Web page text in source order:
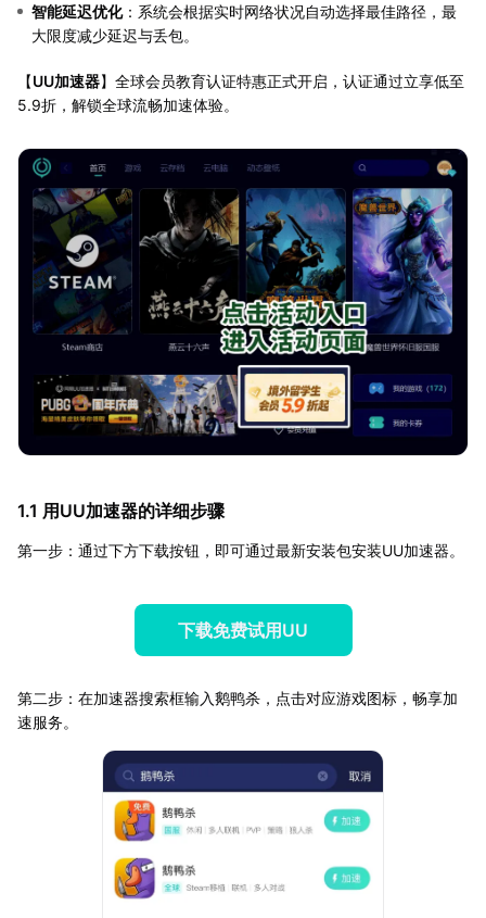
智能延迟优化：系统会根据实时网络状况自动选择最佳路径，最
大限度减少延迟与丢包。
【UU加速器】全球会员教育认证特惠正式开启，认证通过立享低至
5.9折，解锁全球流畅加速体验。
1.1 用UU加速器的详细步骤
第一步：通过下方下载按钮，即可通过最新安装包安装UU加速器。
下载免费试用UU
第二步：在加速器搜索框输入鹅鸭杀，点击对应游戏图标，畅享加
速服务。